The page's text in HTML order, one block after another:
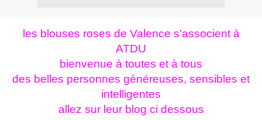
les blouses roses de Valence s'associent à
ATDU
bienvenue à toutes et à tous
des belles personnes généreuses, sensibles et
intelligentes
allez sur leur blog ci dessous